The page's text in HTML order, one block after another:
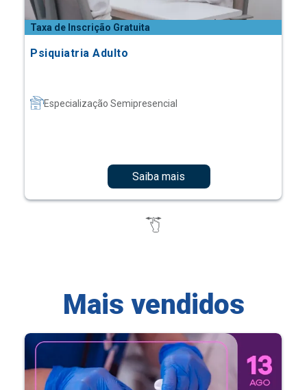
Taxa de Inscrição Gratuita
Psiquiatria Adulto
Especialização Semipresencial
Saiba mais
Mais vendidos